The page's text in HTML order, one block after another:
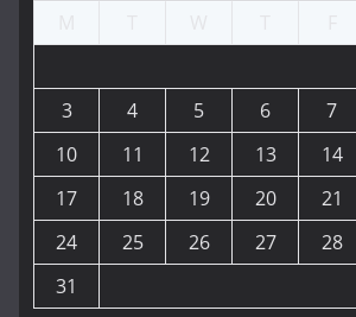
3
4 5 6 7
10
11 12 13 14
17
18 19 20 21
24
25 26 27 28
31